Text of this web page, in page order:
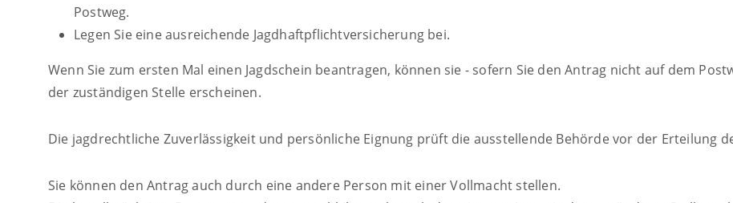
Postweg.
Legen Sie eine ausreichende Jagdhaftpflichtversicherung bei.
Wenn Sie zum ersten Mal einen Jagdschein beantragen, können sie - sofern Sie den Antrag nicht auf dem
der zuständigen Stelle erscheinen.
Die jagdrechtliche Zuverlässigkeit und persönliche Eignung prüft die ausstellende Behörde vor der Erteilung
Sie können den Antrag auch durch eine andere Person mit einer Vollmacht stellen.